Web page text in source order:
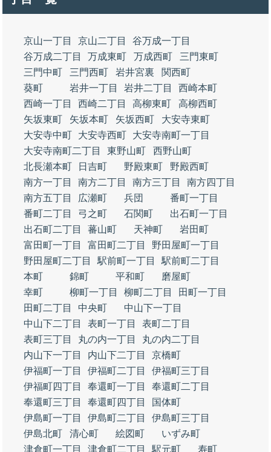
京山一丁目 京山二丁目
谷万成一丁目
谷万成二丁目
万成東町 万成西町
三門東町
三門中町
三門西町 岩井宮裏
関西町
葵町
岩井一丁目 岩井二丁目
西崎本町
西崎一丁目
西崎二丁目 高柳東町
高柳西町
矢坂東町
矢坂本町 矢坂西町
大安寺東町
大安寺中町
大安寺西町
大安寺南町一丁目
大安寺南町二丁目
東野山町
西野山町
北長瀬本町
日吉町 野殿東町
野殿西町
南方一丁目
南方二丁目 南方三丁目
南方四丁目
南方五丁目
広瀬町 兵団
番町一丁目
番町二丁目
弓之町 石関町
出石町一丁目
出石町二丁目
蕃山町 天神町
岩田町
富田町一丁目
富田町二丁目
野田屋町一丁目
野田屋町二丁目
駅前町一丁目
駅前町二丁目
本町
錦町 平和町
磨屋町
幸町
柳町一丁目 柳町二丁目
田町一丁目
田町二丁目
中央町
中山下一丁目
中山下二丁目
表町一丁目
表町二丁目
表町三丁目
丸の内一丁目
丸の内二丁目
内山下一丁目
内山下二丁目
京橋町
伊福町一丁目
伊福町二丁目
伊福町三丁目
伊福町四丁目
奉還町一丁目
奉還町二丁目
奉還町三丁目
奉還町四丁目
国体町
伊島町一丁目
伊島町二丁目
伊島町三丁目
伊島北町
清心町 絵図町
いずみ町
津倉町一丁目
津倉町二丁目 駅元町
寿町